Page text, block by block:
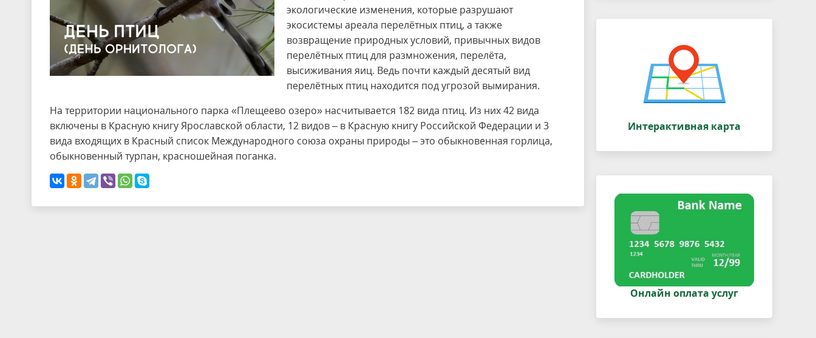
экологические изменения, которые разрушают
экосистемы ареала перелётных птиц, а также
возвращение природных условий, привычных видов
перелётных птиц для размножения, перелёта,
высиживания яиц. Ведь почти каждый десятый вид
перелётных птиц находится под угрозой вымирания.
На территории национального парка «Плещеево озеро» насчитывается 182 вида птиц. Из них 42 вида
включены в Красную книгу Ярославской области, 12 видов – в Красную книгу Российской Федерации и 3
вида входящих в Красный список Международного союза охраны природы – это обыкновенная горлица,
обыкновенный турпан, красношейная поганка.
Интерактивная карта
Онлайн оплата услуг